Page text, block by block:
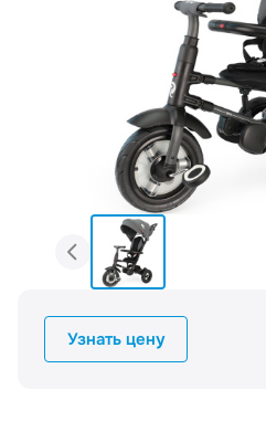
Узнать цену